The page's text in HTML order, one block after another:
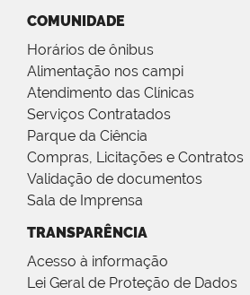
COMUNIDADE
Horários de ônibus
Alimentação nos campi
Atendimento das Clínicas
Serviços Contratados
Parque da Ciência
Compras, Licitações e Contratos
Validação de documentos
Sala de Imprensa
TRANSPARÊNCIA
Acesso à informação
Lei Geral de Proteção de Dados